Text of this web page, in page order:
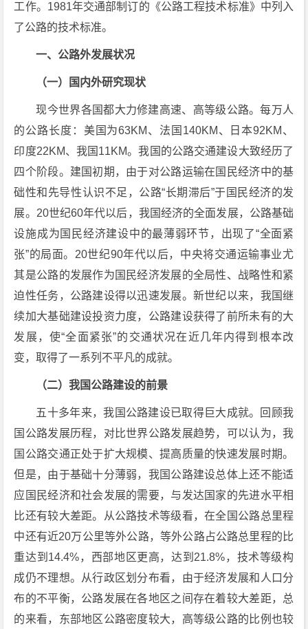
工作。1981年交通部制订的《公路工程技术标准》中列入
了公路的技术标准。
一、公路外发展状况
（一）国内外研究现状
现今世界各国都大力修建高速、高等级公路。每万人
的公路长度：美国为63KM、法国140KM、日本92KM、
印度22KM、我国11KM。我国的公路交通建设大致经历了
四个阶段。建国初期，由于对公路运输在国民经济中的基
础性和先导性认识不足，公路“长期滞后”于国民经济的发
展。20世纪60年代以后，我国经济的全面发展，公路基础
设施成为国民经济建设中的最薄弱环节，出现了“全面紧
张”的局面。20世纪90年代以后，中央将交通运输事业尤
其是公路的发展作为国民经济发展的全局性、战略性和紧
迫性任务，公路建设得以迅速发展。新世纪以来，我国继
续加大基础建设投资力度，公路建设获得了前所未有的大
发展，使“全面紧张”的交通状况在近几年内得到根本改
变，取得了一系列不平凡的成就。
（二）我国公路建设的前景
五十多年来，我国公路建设已取得巨大成就。回顾我
国公路发展历程，对比世界公路发展趋势，可以认为，我
国公路交通正处于扩大规模、提高质量的快速发展时期。
但是，由于基础十分薄弱，我国公路建设总体上还不能适
应国民经济和社会发展的需要，与发达国家的先进水平相
比还有较大差距。从公路技术等级看，在全国公路总里程
中还有近20万公里等外公路，等外公路占公路总里程的比
重达到14.4%，西部地区更高，达到21.8%，技术等级构
成仍不理想。从行政区划分布看，由于经济发展和人口分
布的不平衡，公路发展在各地区之间存在着较大差距，总
的来看，东部地区公路密度较大，高等级公路的比例也较